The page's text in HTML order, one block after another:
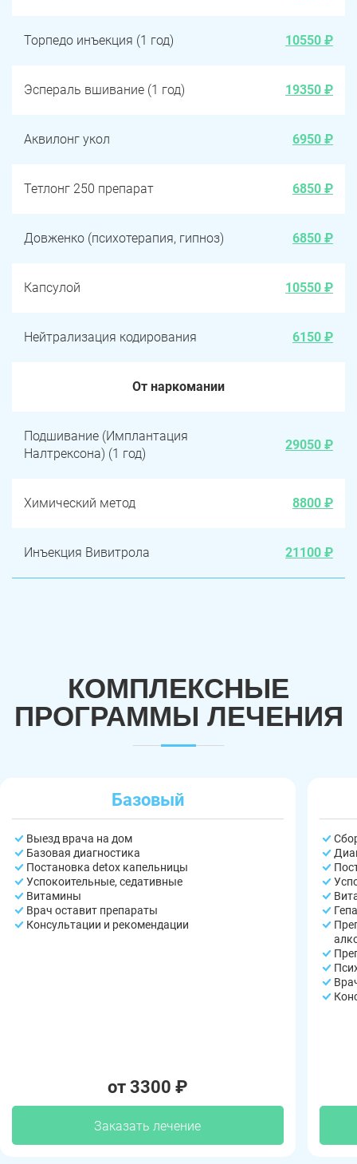
Торпедо инъекция (1 год) 10550 ₽
Эспераль вшивание (1 год) 19350 ₽
Аквилонг укол 6950 ₽
Тетлонг 250 препарат 6850 ₽
Довженко (психотерапия, гипноз) 6850 ₽
Капсулой 10550 ₽
Нейтрализация кодирования 6150 ₽
От наркомании
Подшивание (Имплантация
Налтрексона) (1 год)
29050 ₽
Химический метод 8800 ₽
Инъекция Вивитрола 21100 ₽
КОМПЛЕКСНЫЕ
ПРОГРАММЫ ЛЕЧЕНИЯ
Базовый
Выезд врача на дом
Базовая диагностика
Постановка detox капельницы
Успокоительные, седативные
Витамины
Врач оставит препараты
Консультации и рекомендации
от 3300 ₽
Заказать лечение